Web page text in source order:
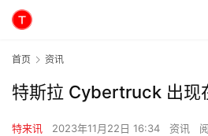
首页 资讯
特斯拉 Cybertruck 出现
特来讯 2023年11月22日 16:34 资讯